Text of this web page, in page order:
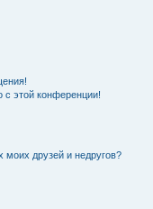
с этой конференции!
моих друзей и недругов?